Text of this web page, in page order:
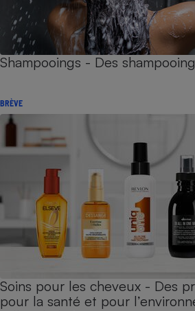
Shampooings - Des
BRÈVE
Soins pour les cheveux - Des
pour la santé et pour